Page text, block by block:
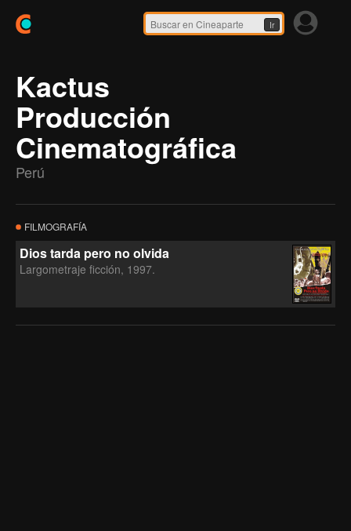
Ir
Kactus
Producción
Cinematográfica
Perú
FILMOGRAFÍA
Dios tarda pero no olvida
Largometraje ficción, 1997.